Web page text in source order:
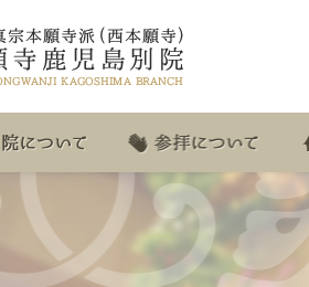
本願寺鹿児島別院について